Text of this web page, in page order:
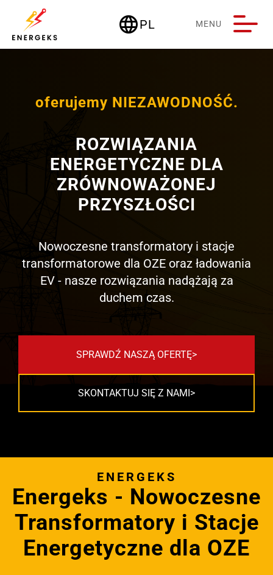
languagePL
Deutschland MENU
ROZWIĄZANIA
ENERGETYCZNE DLA
ZRÓWNOWAŻONEJ
PRZYSZŁOŚCI
oferujemy NIEZAWODNOŚĆ.
Nowoczesne transformatory i stacje
transformatorowe dla OZE oraz ładowania
EV - nasze rozwiązania nadążają za
duchem czas.
SPRAWDŹ NASZĄ OFERTĘ
SKONTAKTUJ SIĘ Z NAMI
ENERGEKS
Energeks - Nowoczesne
Transformatory i Stacje
Energetyczne dla OZE